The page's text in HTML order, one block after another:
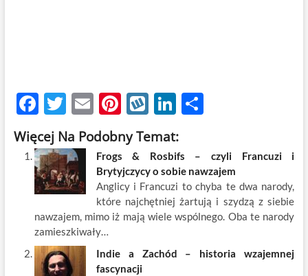
F
ac
e
b
o
o
k
T
w
itt
er
E
m
ail
Pi
nt
er
es
t
W
k
o
p
Li
k
e
dI
n
S
ar
e
Więcej Na Podobny Temat:
Frogs & Rosbifs – czyli Francuzi i
Brytyjczycy o sobie nawzajem
Anglicy i Francuzi to chyba te dwa narody,
które najchętniej żartują i szydzą z siebie
nawzajem, mimo iż mają wiele wspólnego. Oba te narody
zamieszkiwały…
Indie a Zachód – historia wzajemnej
fascynacji